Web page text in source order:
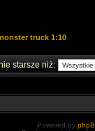
truck 1:10
starsze niż:
Powered by